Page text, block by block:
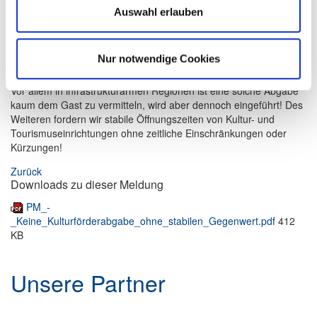
Auswahl erlauben
Nur notwendige Cookies
Organ bleiben die Unternehmer bei dem Einnehmen und
Nutzung der ÖPNV fester Bestandteil innerhalb dieser Abgabe
wird, da dies ein wichtiger Mehrwert für alle Zielgruppen darstellt.
Vor allem in infrastrukturarmen Regionen ist eine solche Abgabe
kaum dem Gast zu vermitteln, wird aber dennoch eingeführt! Des
Weiteren fordern wir stabile Öffnungszeiten von Kultur- und
Tourismuseinrichtungen ohne zeitliche Einschränkungen oder
Kürzungen!
Zurück
Downloads zu dieser Meldung
PM_-
_Keine_Kulturförderabgabe_ohne_stabilen_Gegenwert.pdf 412
KB
Unsere Partner